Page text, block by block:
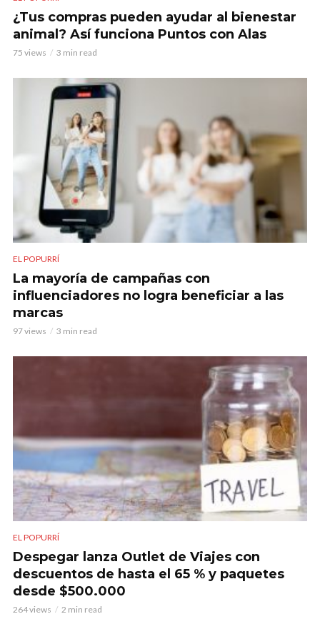
¿Tus compras pueden ayudar al bienestar
animal? Así funciona Puntos con Alas
75 views 3 min read
EL POPURRÍ
La mayoría de campañas con
influenciadores no logra beneficiar a las
marcas
97 views 3 min read
EL POPURRÍ
Despegar lanza Outlet de Viajes con
descuentos de hasta el 65 % y paquetes
desde $500.000
264 views 2 min read